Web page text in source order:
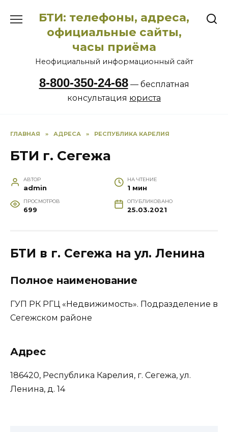
содержанию
БТИ: телефоны, адреса,
официальные сайты,
часы приёма
Неофициальный информационный сайт
8-800-350-24-68— бесплатная
консультация юриста
ГЛАВНАЯ » АДРЕСА » РЕСПУБЛИКА КАРЕЛИЯ
БТИ г. Сегежа
АВТОР
admin
НА ЧТЕНИЕ
1 мин
ПРОСМОТРОВ
699
ОПУБЛИКОВАНО
25.03.2021
БТИ в г. Сегежа на ул. Ленина
Полное наименование
ГУП РК РГЦ «Недвижимость». Подразделение в
Сегежском районе
Адрес
186420, Республика Карелия, г. Сегежа, ул.
Ленина, д. 14